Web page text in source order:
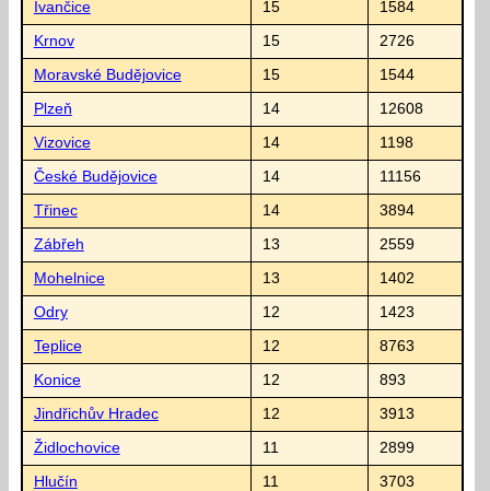
Ivančice 15 1584
Krnov 15 2726
Moravské Budějovice 15 1544
Plzeň 14 12608
Vizovice 14 1198
České Budějovice 14 11156
Třinec 14 3894
Zábřeh 13 2559
Mohelnice 13 1402
Odry 12 1423
Teplice 12 8763
Konice 12 893
Jindřichův Hradec 12 3913
Židlochovice 11 2899
Hlučín 11 3703